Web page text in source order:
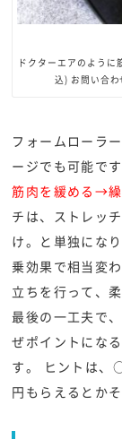
ドクターエアのよう
込) お問い合わ
フォームローラ
ージでも可能で
筋肉を緩める→
チは、ストレッ
け。と単独にな
乗効果で相当変
立ちを行って、
最後の一工夫で
ぜポイントにな
す。 ヒントは
円もらえるとか